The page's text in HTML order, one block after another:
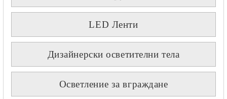
LED Ленти
Дизайнерски осветителни тела
Осветление за вграждане